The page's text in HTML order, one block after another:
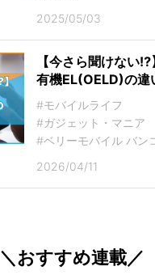
2025/05/03
【今さら聞けない
有機EL(OELD)の違
#モバイルライフ
#ガジェット・マニア
#ベリーモバイル バン
2026/04/11
＼おすすめ連載／